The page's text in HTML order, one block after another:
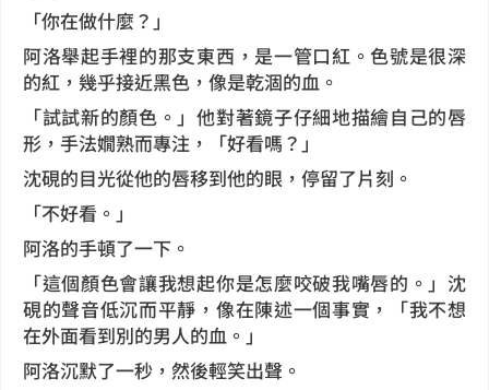
「你在做什麼？」
阿洛舉起手裡的那支東西，是一管口紅。色號是很深
的紅，幾乎接近黑色，像是乾涸的血。
「試試新的顏色。」他對著鏡子仔細地描繪自己的唇
形，手法嫺熟而專注，「好看嗎？」
沈硯的目光從他的唇移到他的眼，停留了片刻。
「不好看。」
阿洛的手頓了一下。
「這個顏色會讓我想起你是怎麼咬破我嘴唇的。」沈
硯的聲音低沉而平靜，像在陳述一個事實，「我不想
在外面看到別的男人的血。」
阿洛沉默了一秒，然後輕笑出聲。